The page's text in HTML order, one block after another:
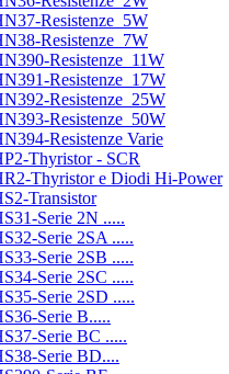
Resistenze_5W
Resistenze_7W
Resistenze_11W
Resistenze_17W
Resistenze_25W
Resistenze_50W
Resistenze Varie
Thyristor - SCR
Thyristor e Diodi Hi-Power
Transistor
Serie 2N .....
Serie 2SA .....
Serie 2SB .....
Serie 2SC .....
Serie 2SD .....
Serie B.....
Serie BC .....
Serie BD....